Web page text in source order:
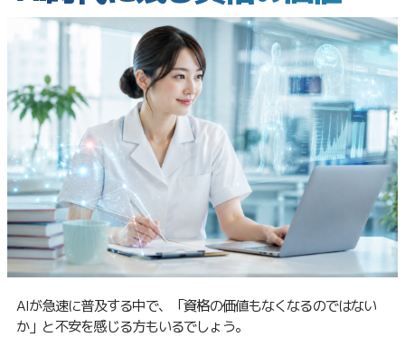
AIが急速に普及する中で、「資格の価値もなくなるのではない
か」と不安を感じる方もいるでしょう。